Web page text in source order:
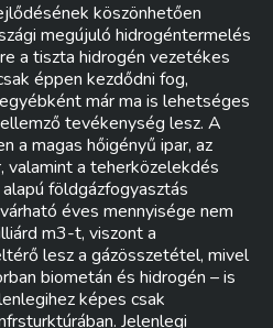
köszönhetően
megújuló hidrogéntermelés
a tiszta hidrogén vezetékes
éppen kezdődni fog,
már ma is lehetséges
tevékenység lesz. A
a magas hőigényű ipar, az
valamint a teherközelekdés
földgázfogyasztás
éves mennyisége nem
m3-t, viszont a
lesz a gázösszetétel, mivel
biometán és hidrogén – is
képes csak
Jelenlegi